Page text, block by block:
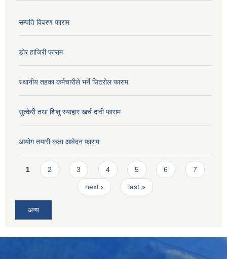
सम्पति विवरण फाराम
डोर हाजिरी फाराम
स्थानीय तहका कर्मचारीले भर्ने सिटरोल फाराम
सुत्केरी तथा शिशु स्याहार खर्च दावी फाराम
आयोग तयारी कक्षा आवेदन फाराम
Pages
1 2 3 4 5 6 7
next › last »
अन्य